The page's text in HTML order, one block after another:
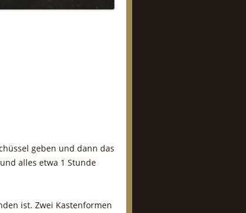
geben und dann das
alles etwa 1 Stunde
ist. Zwei Kastenformen